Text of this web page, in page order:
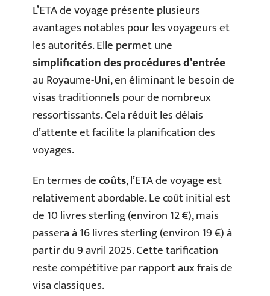
L’ETA de voyage présente plusieurs
avantages notables pour les voyageurs et
les autorités. Elle permet une
simplification des procédures d’entrée
au Royaume-Uni, en éliminant le besoin de
visas traditionnels pour de nombreux
ressortissants. Cela réduit les délais
d’attente et facilite la planification des
voyages.
En termes decoûts, l’ETA de voyage est
relativement abordable. Le coût initial est
de 10 livres sterling (environ 12 €), mais
passera à 16 livres sterling (environ 19 €) à
partir du 9 avril 2025. Cette tarification
reste compétitive par rapport aux frais de
visa classiques.